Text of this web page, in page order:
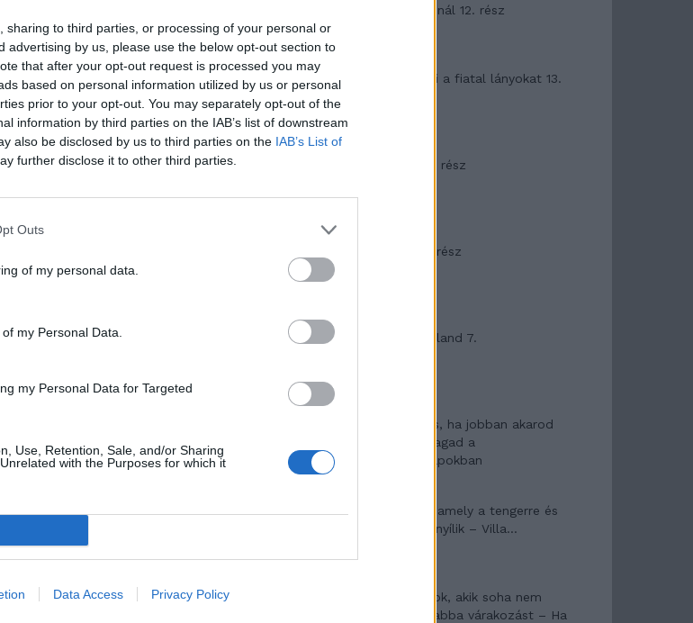
sharing to third parties, or processing of your personal or
advertising by us, please use the below opt-out section to
that after your opt-out request is processed you may
based on personal information utilized by us or personal
prior to your opt-out. You may separately opt-out of the
information by third parties on the IAB’s list of downstream
also be disclosed by us to third parties on the IAB’s List of
further disclose it to other third parties.
Outs
of my personal data.
my Personal Data.
my Personal Data for Targeted
Use, Retention, Sale, and/or Sharing
with the Purposes for which it
Data Access Privacy Policy
Garda-tónál 12. rész
T. szereti a fiatal lányokat 13.
Minka 10. rész
Minka 9. rész
Máltai kaland 7.
10 tanács, ha jobban akarod
érezni magad a
hétköznapokban
Egy ház, amely a tengerre és
a fényre nyílik – Villa...
A családok, akik soha nem
hagyták abba várakozást – Ha